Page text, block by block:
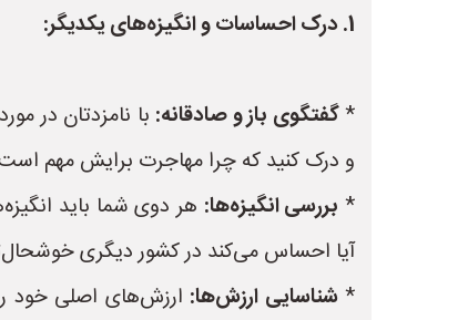
1. درک احساسات و انگیزه‌های یکدیگر:
*گفتگوی باز و صادقانه: با نامزدتان در
و درک کنید که چرا مهاجرت برایش مهم
* بررسی انگیزه‌ها: هر دوی شما باید
آیا احساس می‌کند در کشور دیگری
*شناسایی ارزش‌ها: ارزش‌های اصلی خود